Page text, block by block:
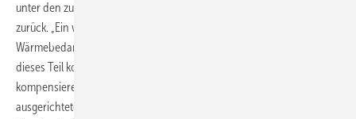
unter den zum Boden hin nicht abgedichteten Verbindungstüren
zurück. „Ein weiteres Teil im großen Puzzle, das die Reduzierung des
Wärmebedarfs in unserer Einrichtung darstellt“, meint Stein. „Doch
dieses Teil kostet uns elektrische Energie. Und auch diese gilt es zu
kompensieren“. Folgerichtig ist er nun dabei, auf den nach Süden
ausgerichteten Dachflächen Photovoltaik mit 30 kWp für den